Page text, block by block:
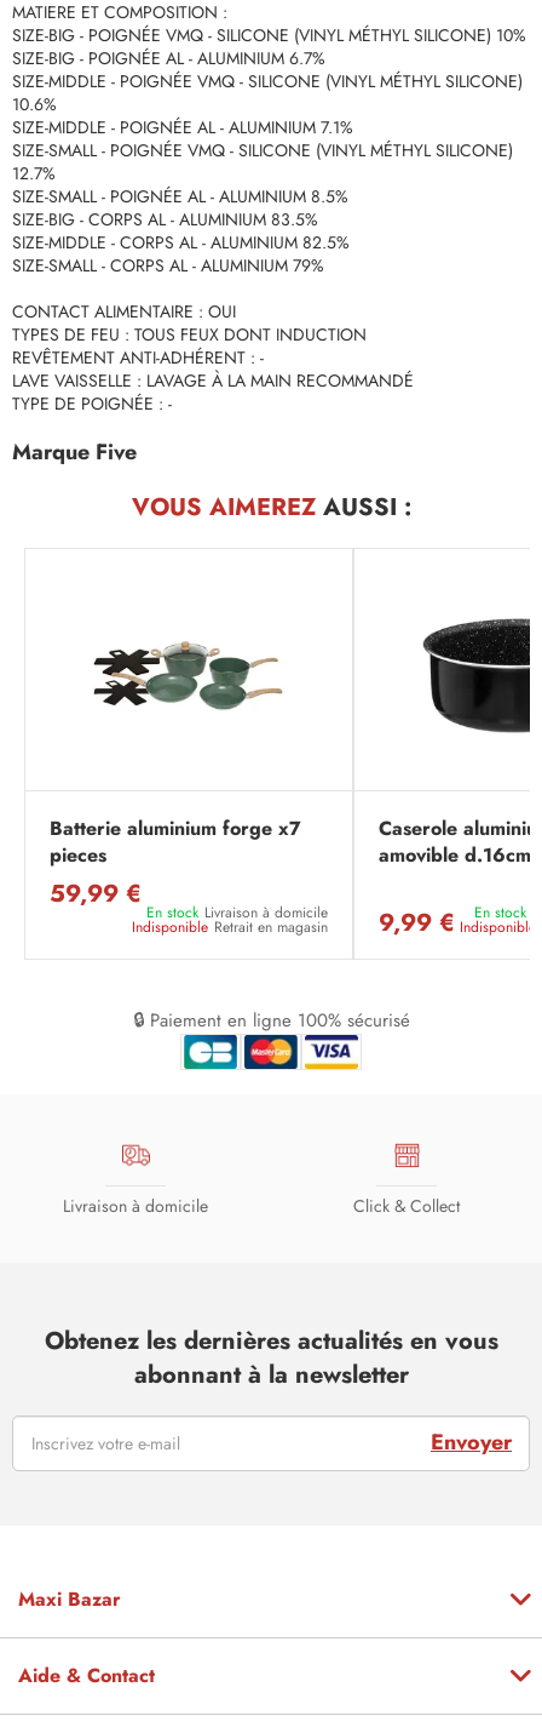
MATIERE ET COMPOSITION :
SIZE-BIG - POIGNÉE VMQ - SILICONE (VINYL MÉTHYL SILICONE) 10%
SIZE-BIG - POIGNÉE AL - ALUMINIUM 6.7%
SIZE-MIDDLE - POIGNÉE VMQ - SILICONE (VINYL MÉTHYL SILICONE)
10.6%
SIZE-MIDDLE - POIGNÉE AL - ALUMINIUM 7.1%
SIZE-SMALL - POIGNÉE VMQ - SILICONE (VINYL MÉTHYL SILICONE)
12.7%
SIZE-SMALL - POIGNÉE AL - ALUMINIUM 8.5%
SIZE-BIG - CORPS AL - ALUMINIUM 83.5%
SIZE-MIDDLE - CORPS AL - ALUMINIUM 82.5%
SIZE-SMALL - CORPS AL - ALUMINIUM 79%
CONTACT ALIMENTAIRE : OUI
TYPES DE FEU : TOUS FEUX DONT INDUCTION
REVÊTEMENT ANTI-ADHÉRENT : -
LAVE VAISSELLE : LAVAGE À LA MAIN RECOMMANDÉ
TYPE DE POIGNÉE : -
Marque Five
VOUS AIMEREZAUSSI :
Batterie aluminium forge x7
pieces
59,99 €
En stock Livraison à domicile
Indisponible Retrait en magasin
Caserole
amovible d.16cm
9,99 € En stock
Indisponible
🔒 Paiement en ligne 100% sécurisé
Livraison à domicile Click & Collect
Obtenez les dernières actualités en vous
abonnant à la newsletter
Envoyer
Maxi Bazar
Aide & Contact